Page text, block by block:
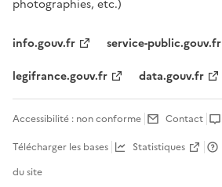
photographies, etc.)
info.gouv.fr
service-public.gouv.fr
legifrance.gouv.fr
data.gouv.fr
Accessibilité : non conforme Contact
Télécharger les bases
Statistiques
du site